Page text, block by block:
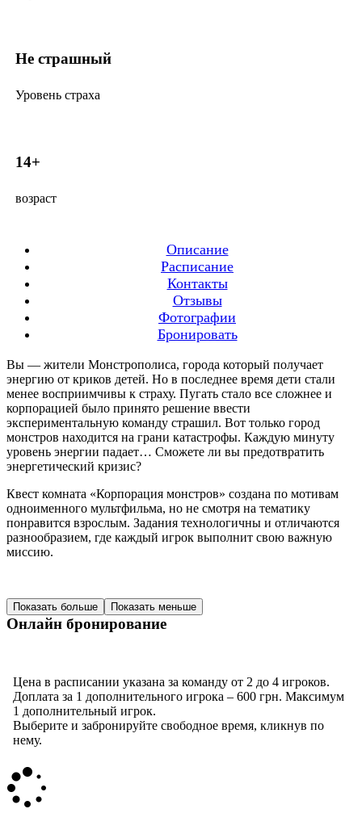
Не страшный
Уровень страха
14+
возраст
Описание
Расписание
Контакты
Отзывы
Фотографии
Бронировать
Вы — жители Монстрополиса, города который получает
энергию от криков детей. Но в последнее время дети стали
менее восприимчивы к страху. Пугать стало все сложнее и
корпорацией было принято решение ввести
экспериментальную команду страшил. Вот только город
монстров находится на грани катастрофы. Каждую минуту
уровень энергии падает… Сможете ли вы предотвратить
энергетический кризис?
Квест комната «Корпорация монстров» создана по мотивам
одноименного мультфильма, но не смотря на тематику
понравится взрослым. Задания технологичны и отличаются
разнообразием, где каждый игрок выполнит свою важную
миссию.
Показать больше Показать меньше
Онлайн бронирование
Цена в расписании указана за команду от 2 до 4 игроков.
Доплата за 1 дополнительного игрока – 600 грн. Максимум
1 дополнительный игрок.
Выберите и забронируйте свободное время, кликнув по
нему.